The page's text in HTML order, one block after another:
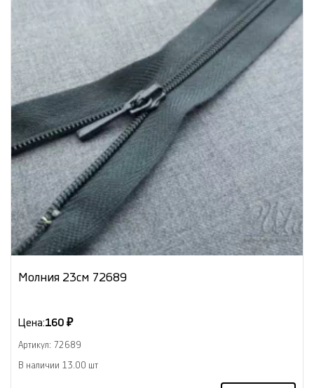
Молния 23см 72689
Цена:160 ₽
Артикул: 72689
В наличии 13.00 шт